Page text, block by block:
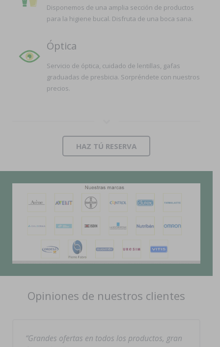
Disponemos de una amplia sección de productos
para la higiene bucal. Disfruta de una boca sana.
Óptica
Servicio de óptica, cuidado de lentillas, gafas
graduadas de presbicia. Sorpréndete con nuestros
precios.
HAZ TÚ RESERVA
Opiniones de nuestros clientes
Grandes ofertas en todos los productos, gran